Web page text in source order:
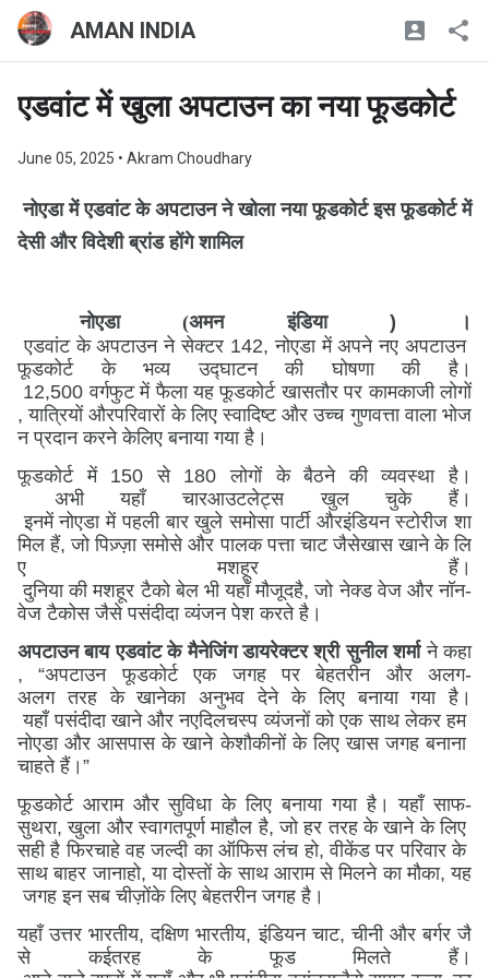
AMAN INDIA
एडवांट में खुला अपटाउन का नया फूडकोर्ट
June 05, 2025 • Akram Choudhary
नोएडा में एडवांट के अपटाउन ने खोला नया फूडकोर्ट इस फूडकोर्ट में
देसी और विदेशी ब्रांड होंगे शामिल
नोएडा (अमन इंडिया ) ।
एडवांट के अपटाउन ने सेक्टर 142,नोएडा में अपनेनए अपटाउन
फूडकोर्ट
के भव्य उद्घाटन की घोषणा की है ।
12,500वर्गफुट में फैला यह फूडकोर्ट खासतौर पर कामकाजी लोगों
,यात्रियों औरपरिवारों के लिए स्वादिष्ट और उच्च गुणवत्ता वाला भोज
न प्रदान करने केलिए बनाया गया है ।
फूडकोर्ट
में150से180लोगों के बैठने की व्यवस्था है ।
अभी
यहाँ चारआउटलेट्स खुल चुके हैं ।
इनमें नोएडा में पहली बार खुले समोसा पार्टी औरइंडियन स्टोरीज शा
मिल हैं,जो पिज़्ज़ा समोसे और पालक पत्ता चाट जैसेखास खाने के लि
ए
मशहूर हैं ।
दुनिया की मशहूर टैको बेल भी यहाँ मौजूदहै,जो नेक्ड वेज और नॉन-
वेज टैकोस जैसे पसंदीदा व्यंजन पेश करते है ।
अपटाउन बाय एडवांट के मैनेजिंग डायरेक्टर श्री सुनील शर्मा ने कहा
, “अपटाउन फूडकोर्ट एक जगह पर बेहतरीन और अलग-
अलग तरह के खानेका अनुभव देने के लिए बनाया गया है ।
यहाँ पसंदीदा खाने और नएदिलचस्प व्यंजनों को एक साथ लेकर हम
नोएडा और आसपास के खाने केशौकीनों के लिए खास जगह बनाना
चाहते हैं । ”
फूडकोर्ट आराम और सुविधा के लिए बनाया गया है। यहाँ साफ-
सुथरा,खुला और स्वागतपूर्ण माहौल है,जो हर तरह के खाने के लिए
सही है फिरचाहे वह जल्दी का ऑफिस लंच हो,वीकेंड पर परिवार के
साथ बाहर जानाहो,या दोस्तों के साथ आराम से मिलने का मौका,यह
जगह इन सब चीज़ोंके लिए बेहतरीन जगह है ।
यहाँ उत्तर भारतीय,दक्षिण भारतीय,इंडियन चाट,चीनी और बर्गर जै
से
कईतरह के फूड मिलते हैं ।